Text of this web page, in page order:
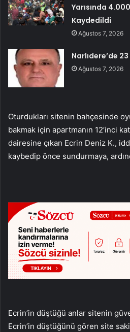
Yarısında
Kaydedildi
Ağustos 7, 2026
Narlıdere’de
Ağustos 7, 2026
Oturdukları sitenin bahçesinde
bakmak için apartmanın 12’inci
dairesine çıkan Ecrin Deniz K.,
kaybedip önce sundurmaya,
Ecrin’in düştüğü anlar sitenin
Ecrin’in düştüğünü gören site